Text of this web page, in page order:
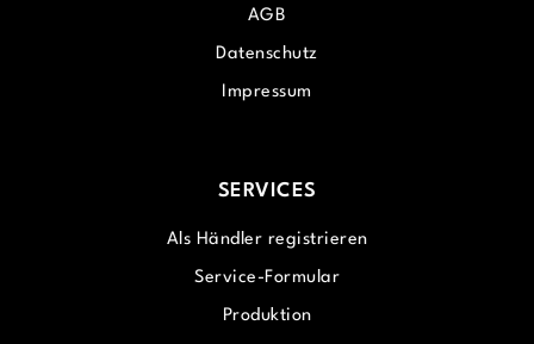
AGB
Datenschutz
Impressum
SERVICES
Als Händler registrieren
Service-Formular
Produktion